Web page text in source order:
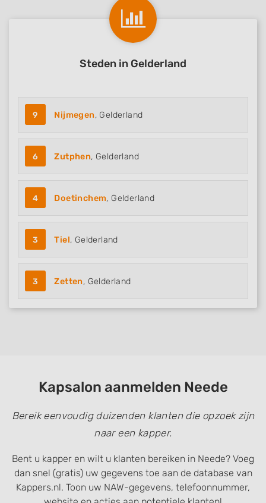
Steden in Gelderland
9 Nijmegen, Gelderland
6 Zutphen, Gelderland
4 Doetinchem, Gelderland
3 Tiel, Gelderland
3 Zetten, Gelderland
Kapsalon aanmelden Neede
Bereik eenvoudig duizenden klanten die opzoek zijn
naar een kapper.
Bent u kapper en wilt u klanten bereiken in Neede? Voeg
dan snel (gratis) uw gegevens toe aan de database van
Kappers.nl. Toon uw NAW-gegevens, telefoonnummer,
Use precise geolocation data
Identify devices based on information
Non-IAB processing purposes:
Performance
Advertising